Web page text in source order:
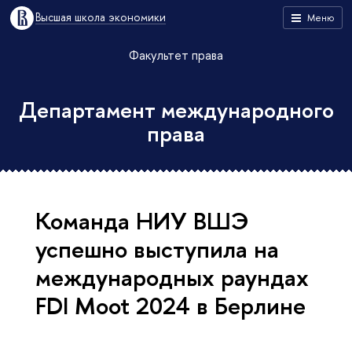
Меню
Высшая школа экономики
Факультет права
Департамент международного
права
Команда НИУ ВШЭ
успешно выступила на
международных раундах
FDI Moot 2024 в Берлине